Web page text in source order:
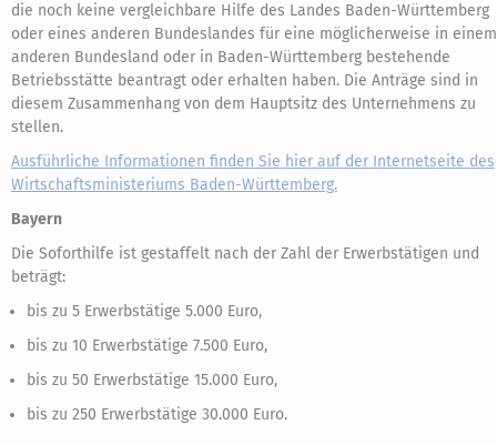
die noch keine vergleichbare Hilfe des Landes Baden-Württemberg
oder eines anderen Bundeslandes für eine möglicherweise in einem
anderen Bundesland oder in Baden-Württemberg bestehende
Betriebsstätte beantragt oder erhalten haben. Die Anträge sind in
diesem Zusammenhang von dem Hauptsitz des Unternehmens zu
stellen.
Ausführliche Informationen finden Sie hier auf der Internetseite des
Wirtschaftsministeriums Baden-Württemberg.
Bayern
Die Soforthilfe ist gestaffelt nach der Zahl der Erwerbstätigen und
beträgt:
bis zu 5 Erwerbstätige 5.000 Euro,
bis zu 10 Erwerbstätige 7.500 Euro,
bis zu 50 Erwerbstätige 15.000 Euro,
bis zu 250 Erwerbstätige 30.000 Euro.